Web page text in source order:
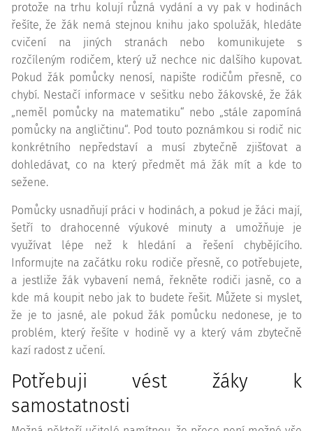
protože na trhu kolují různá vydání a vy pak v hodinách
řešíte, že žák nemá stejnou knihu jako spolužák, hledáte
cvičení na jiných stranách nebo komunikujete s
rozčíleným rodičem, který už nechce nic dalšího kupovat.
Pokud žák pomůcky nenosí, napište rodičům přesně, co
chybí. Nestačí informace v sešitku nebo žákovské, že žák
„neměl pomůcky na matematiku“ nebo „stále zapomíná
pomůcky na angličtinu“. Pod touto poznámkou si rodič nic
konkrétního nepředstaví a musí zbytečně zjišťovat a
dohledávat, co na který předmět má žák mít a kde to
sežene.
Pomůcky usnadňují práci v hodinách, a pokud je žáci mají,
šetří to drahocenné výukové minuty a umožňuje je
využívat lépe než k hledání a řešení chybějícího.
Informujte na začátku roku rodiče přesně, co potřebujete,
a jestliže žák vybavení nemá, řekněte rodiči jasně, co a
kde má koupit nebo jak to budete řešit. Můžete si myslet,
že je to jasné, ale pokud žák pomůcku nedonese, je to
problém, který řešíte v hodině vy a který vám zbytečně
kazí radost z učení.
Potřebuji vést žáky k
samostatnosti